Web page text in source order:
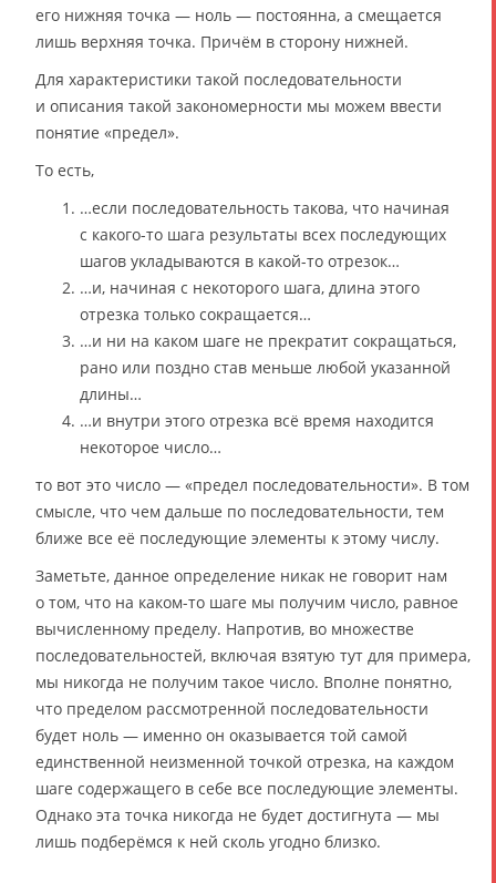
его нижняя точка — ноль — постоянна, а смещается
лишь верхняя точка. Причём в сторону нижней.
Для характеристики такой последовательности
и описания такой закономерности мы можем ввести
понятие «предел».
То есть,
…если последовательность такова, что начиная
с какого-то шага результаты всех последующих
шагов укладываются в какой-то отрезок…
…и, начиная с некоторого шага, длина этого
отрезка только сокращается…
…и ни на каком шаге не прекратит сокращаться,
рано или поздно став меньше любой указанной
длины…
…и внутри этого отрезка всё время находится
некоторое число…
то вот это число — «предел последовательности». В том
смысле, что чем дальше по последовательности, тем
ближе все её последующие элементы к этому числу.
Заметьте, данное определение никак не говорит нам
о том, что на каком-то шаге мы получим число, равное
вычисленному пределу. Напротив, во множестве
последовательностей, включая взятую тут для примера,
мы никогда не получим такое число. Вполне понятно,
что пределом рассмотренной последовательности
будет ноль — именно он оказывается той самой
единственной неизменной точкой отрезка, на каждом
шаге содержащего в себе все последующие элементы.
Однако эта точка никогда не будет достигнута — мы
лишь подберёмся к ней сколь угодно близко.